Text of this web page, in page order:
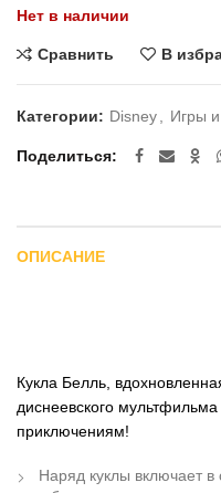
Нет в наличии
Сравнить В
Категории: Disney, Игры
Поделиться
ОПИСАНИЕ
Кукла Белль,
диснеевского
приключениям!
Наряд куклы включает